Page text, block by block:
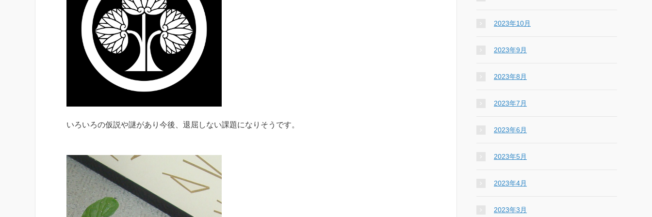
いろいろの仮説や謎があり今後、退屈しない課題になりそうです。
2023年10月
2023年9月
2023年8月
2023年7月
2023年6月
2023年5月
2023年4月
2023年3月